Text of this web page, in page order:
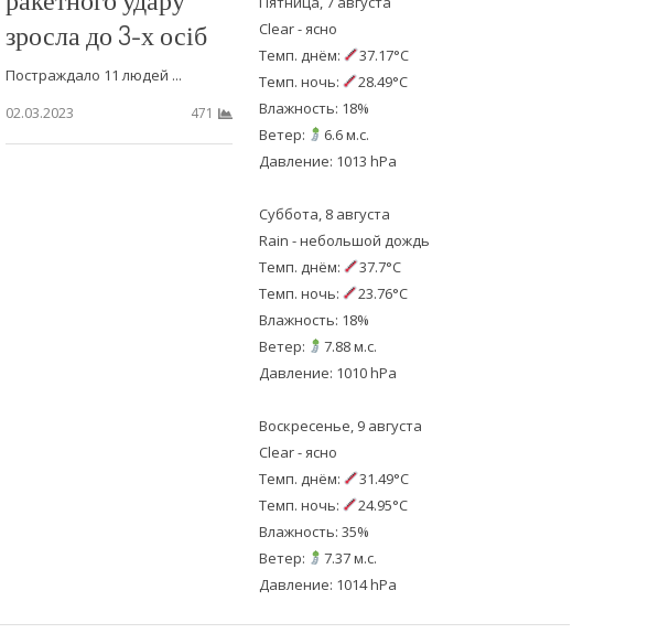
зросла до 3-х осіб
Постраждало 11 людей ...
02.03.2023
471
Clear - ясно
Темп. днём:
37.17°C
Темп. ночь:
28.49°C
Влажность: 18%
Ветер:
6.6 м.с.
Давление: 1013 hPa
Суббота, 8 августа
Rain - небольшой дождь
Темп. днём:
37.7°C
Темп. ночь:
23.76°C
Влажность: 18%
Ветер:
7.88 м.с.
Давление: 1010 hPa
Воскресенье, 9 августа
Clear - ясно
Темп. днём:
31.49°C
Темп. ночь:
24.95°C
Влажность: 35%
Ветер:
7.37 м.с.
Давление: 1014 hPa